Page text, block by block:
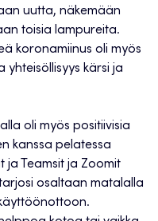
uutta, näkemään
toisia lampureita.
koronamiinus oli myös
yhteisöllisyys kärsi ja
oli myös positiivisia
kanssa pelatessa
Teamsit ja Zoomit
osaltaan matalalla